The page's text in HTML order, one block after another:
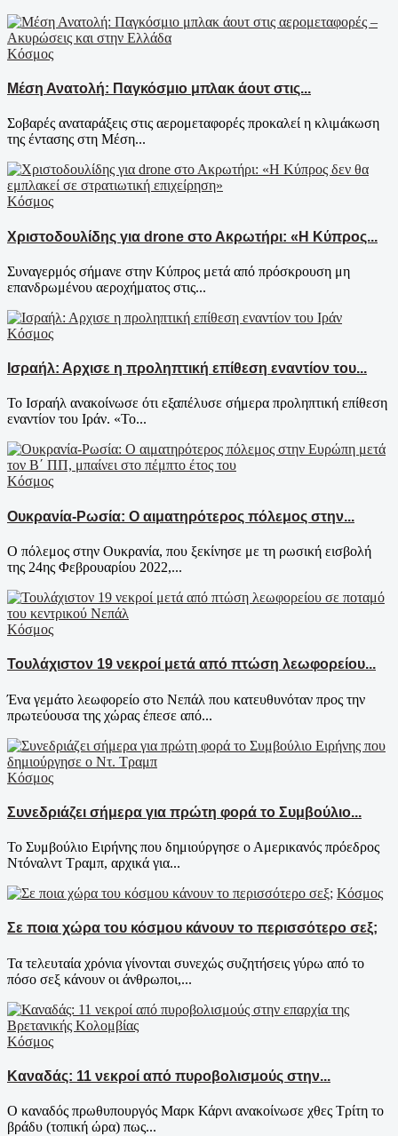
Κόσμος
Μέση Ανατολή: Παγκόσμιο μπλακ άουτ στις...
Σοβαρές αναταράξεις στις αερομεταφορές προκαλεί η κλιμάκωση
της έντασης στη Μέση...
Κόσμος
Χριστοδουλίδης για drone στο Ακρωτήρι: «Η Κύπρος...
Συναγερμός σήμανε στην Κύπρος μετά από πρόσκρουση μη
επανδρωμένου αεροχήματος στις...
Κόσμος
Ισραήλ: Αρχισε η προληπτική επίθεση εναντίον του...
Το Ισραήλ ανακοίνωσε ότι εξαπέλυσε σήμερα προληπτική επίθεση
εναντίον του Ιράν. «Το...
Κόσμος
Ουκρανία-Ρωσία: Ο αιματηρότερος πόλεμος στην...
Ο πόλεμος στην Ουκρανία, που ξεκίνησε με τη ρωσική εισβολή
της 24ης Φεβρουαρίου 2022,...
Κόσμος
Τουλάχιστον 19 νεκροί μετά από πτώση λεωφορείου...
Ένα γεμάτο λεωφορείο στο Νεπάλ που κατευθυνόταν προς την
πρωτεύουσα της χώρας έπεσε από...
Κόσμος
Συνεδριάζει σήμερα για πρώτη φορά το Συμβούλιο...
Το Συμβούλιο Ειρήνης που δημιούργησε ο Αμερικανός πρόεδρος
Ντόναλντ Τραμπ, αρχικά για...
Κόσμος
Σε ποια χώρα του κόσμου κάνουν το περισσότερο σεξ;
Τα τελευταία χρόνια γίνoνται συνεχώς συζητήσεις γύρω από το
πόσο σεξ κάνουν οι άνθρωποι,...
Κόσμος
Καναδάς: 11 νεκροί από πυροβολισμούς στην...
Ο καναδός πρωθυπουργός Μαρκ Κάρνι ανακοίνωσε χθες Τρίτη το
βράδυ (τοπική ώρα) πως...